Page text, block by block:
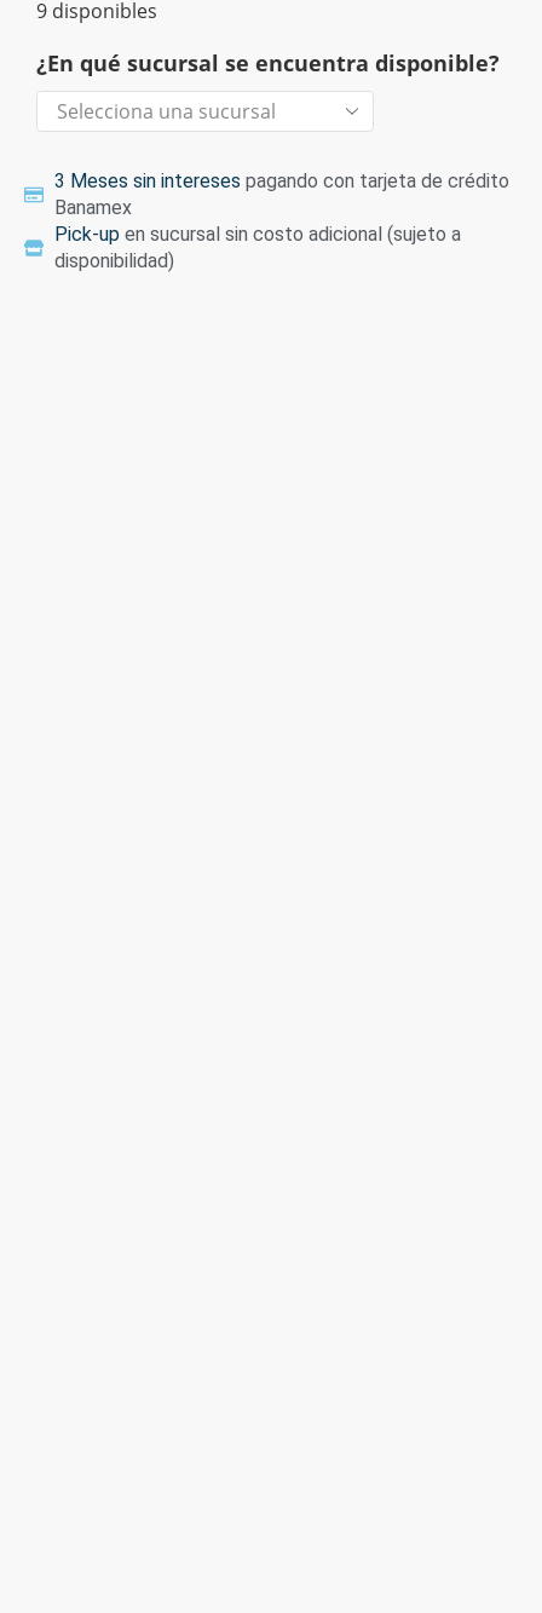
9 disponibles
¿En qué sucursal se encuentra disponible?
3 Meses sin intereses pagando con tarjeta de crédito
Banamex
Pick-up en sucursal sin costo adicional (sujeto a
disponibilidad)